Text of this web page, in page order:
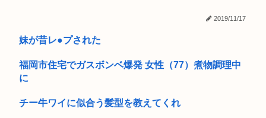
ゲーム業界「まって、もしかしてみんな対人ゲームに興味ない
カップ焼きそばってぶっちゃけ｢U.F.O.｣｢一平ちゃん｣｢ペヤ...
経産省幹部、口座を売却した容疑で書類送検www
2019/11/17
妹が昔レ●プされた
福岡市住宅でガスボンベ爆発 女性（77）煮物調理中
に
チー牛ワイに似合う髪型を教えてくれ